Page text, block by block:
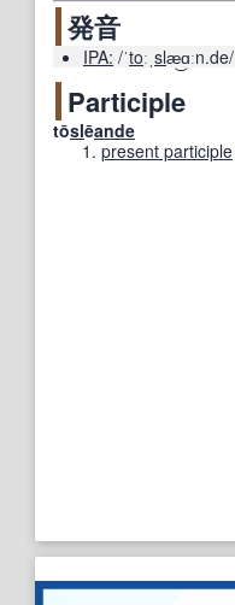
発音
IPA: /ˈtoːˌ slæ͜ɑːn.de/
Participle
tōslēande
present participle